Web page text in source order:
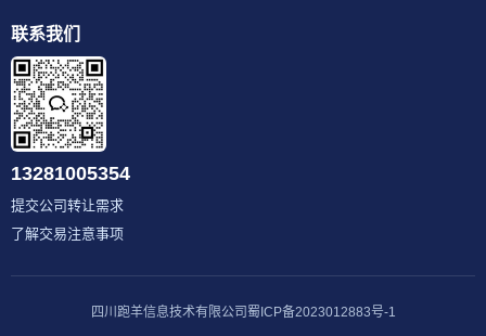
联系我们
13281005354
提交公司转让需求
了解交易注意事项
四川跑羊信息技术有限公司 蜀ICP备2023012883号-1